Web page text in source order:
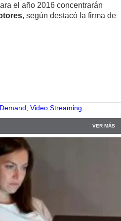
el año 2016 concentrarán
, según destacó la firma de
Video Streaming
VER MÁS